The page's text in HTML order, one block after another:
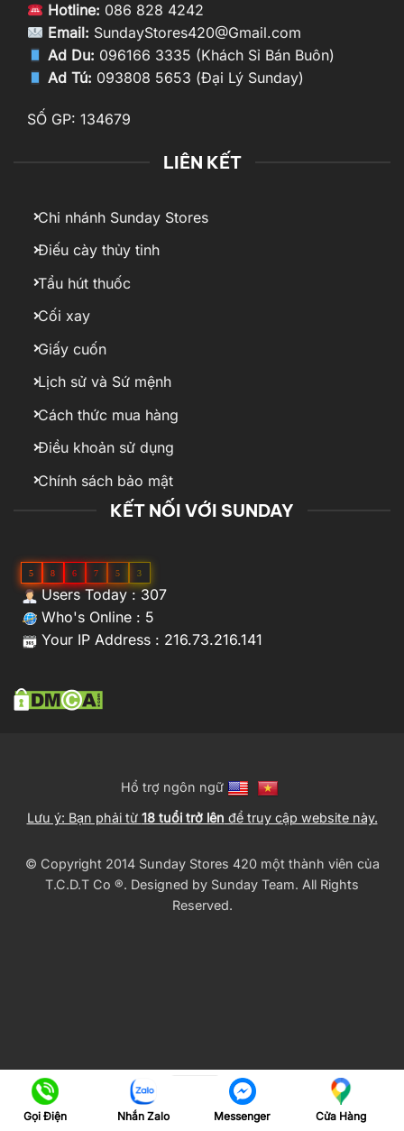
Hotline: 086 828 4242
Email: SundayStores420@Gmail.com
Ad Du: 096166 3335 (Khách Sỉ Bán Buôn)
Ad Tú: 093808 5653 (Đại Lý Sunday)
SỐ GP: 134679
LIÊN KẾT
Chi nhánh Sunday Stores
Điếu cày thủy tinh
Tẩu hút thuốc
Cối xay
Giấy cuốn
Lịch sử và Sứ mệnh
Cách thức mua hàng
Điều khoản sử dụng
Chính sách bảo mật
KẾT NỐI VỚI SUNDAY
5 8 6 7 5 3
Users Today : 307
Who's Online : 5
Your IP Address : 216.73.216.141
Gọi Điện Nhắn Zalo Messenger Cửa Hàng
Hổ trợ ngôn ngữ
Lưu ý: Bạn phải từ 18 tuổi trở lên để truy cập website này.
© Copyright 2014 Sunday Stores 420 một thành viên của
T.C.D.T Co ®️. Designed by Sunday Team. All Rights
Reserved.